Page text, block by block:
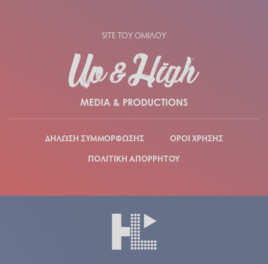
SITE ΤΟΥ ΟΜΙΛΟΥ
ΔΗΛΩΣΗ ΣΥΜΜΟΡΦΩΣΗΣ
ΟΡΟΙ ΧΡΗΣΗΣ
ΠΟΛΙΤΙΚΗ ΑΠΟΡΡΗΤΟΥ